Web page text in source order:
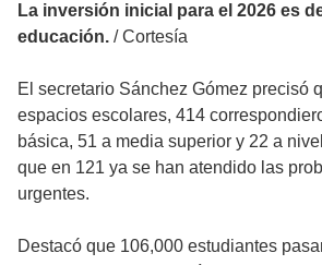
La inversión inicial para el 2026 es
educación. /Cortesía
El secretario Sánchez Gómez precisó
espacios escolares, 414
básica, 51 a media superior y 22 a
que en 121 ya se han atendido las
urgentes.
Destacó que 106,000 estudiantes